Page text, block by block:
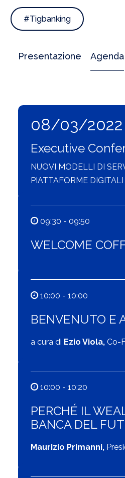
#Tigbanking
Presentazione Agenda
08/03/2022
Executive
NUOVI MODELLI DI
PIATTAFORME
09:30 - 09:50
WELCOME
10:00 - 10:00
BENVENUTO E
a cura di Ezio Viola, Co-
10:00 - 10:20
PERCHÉ IL
BANCA DEL
Maurizio Primanni,